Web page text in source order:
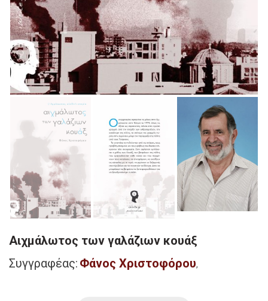
Αιχμάλωτος των γαλάζιων κουάξ
Συγγραφέας: Φάνος Χριστοφόρου,